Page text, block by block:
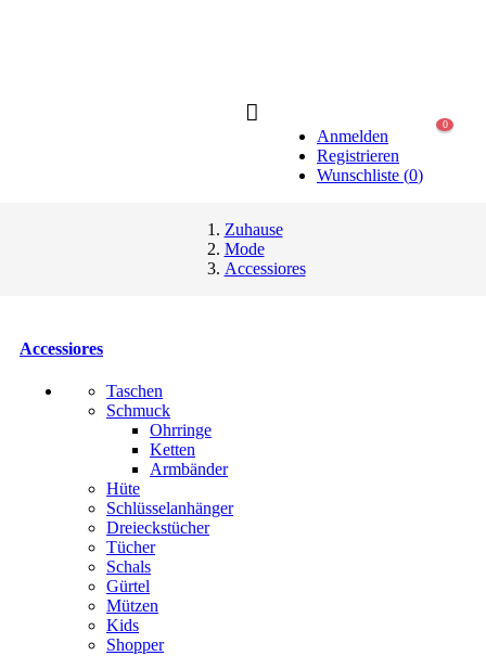
Anmelden
Registrieren
Wunschliste (0)
0
Zuhause
Mode
Accessiores
Accessiores
Taschen
Schmuck
Ohrringe
Ketten
Armbänder
Hüte
Schlüsselanhänger
Dreieckstücher
Tücher
Schals
Gürtel
Mützen
Kids
Shopper